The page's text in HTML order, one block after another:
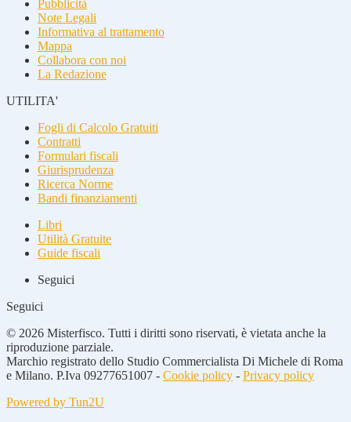
Pubblicità
Note Legali
Informativa al trattamento
Mappa
Collabora con noi
La Redazione
UTILITA'
Fogli di Calcolo Gratuiti
Contratti
Formulari fiscali
Giurisprudenza
Ricerca Norme
Bandi finanziamenti
Libri
Utilità Gratuite
Guide fiscali
Seguici
Seguici
© 2026 Misterfisco. Tutti i diritti sono riservati, è vietata anche la
riproduzione parziale.
Marchio registrato dello Studio Commercialista Di Michele di Roma
e Milano. P.Iva 09277651007 - Cookie policy - Privacy policy
Powered by Tun2U